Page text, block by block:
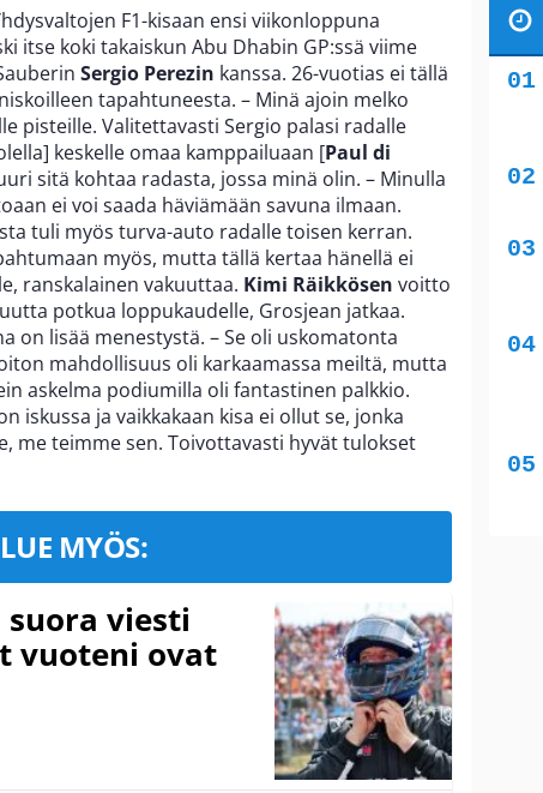
F1-kisaan ensi viikonloppuna
itse koki takaiskun Abu Dhabin GP:ssä viime
Sergio Perezin kanssa. 26-vuotias ei tällä
tapahtuneesta. – Minä ajoin melko
pisteille. Valitettavasti Sergio palasi radalle
keskelle omaa kamppailuaan [Paul di
sitä kohtaa radasta, jossa minä olin. – Minulla
ei voi saada häviämään savuna ilmaan.
tuli myös turva-auto radalle toisen kerran.
myös, mutta tällä kertaa hänellä ei
ranskalainen vakuuttaa. Kimi Räikkösen voitto
potkua loppukaudelle, Grosjean jatkaa.
on lisää menestystä. – Se oli uskomatonta
mahdollisuus oli karkaamassa meiltä, mutta
askelma podiumilla oli fantastinen palkkio.
iskussa ja vaikkakaan kisa ei ollut se, jonka
me teimme sen. Toivottavasti hyvät tulokset
LUE MYÖS:
viesti
vuoteni ovat